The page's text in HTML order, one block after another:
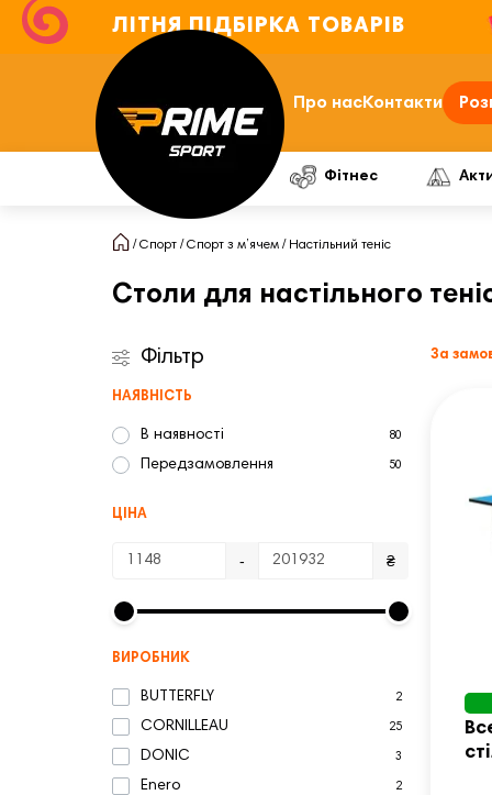
ЛІТНЯ ПІДБІРКА ТОВАРІВ
Про насКонтакти
Фітнес
Спорт Спорт з м’ячем Настільний теніс
Столи для настільного
Фільтр
НАЯВНІСТЬ
В наявності 80
Передзамовлення 50
ЦІНА
- ₴
ВИРОБНИК
BUTTERFLY 2
CORNILLEAU 25
DONIC 3
Enero 2
За